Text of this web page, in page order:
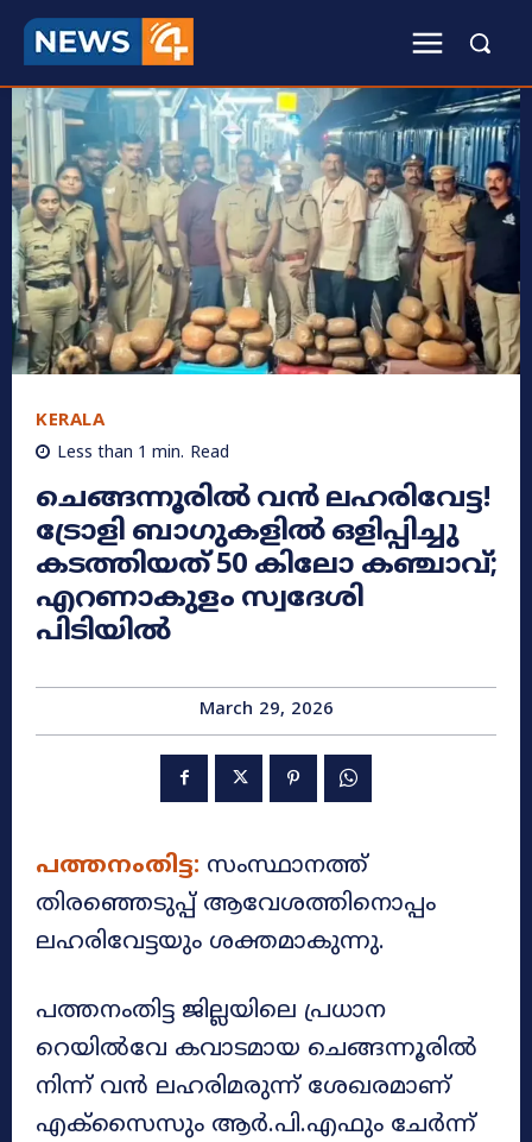
KERALA
Less than 1 min. Read
ചെങ്ങന്നൂരിൽ വൻ ലഹരിവേട്ട!
ട്രോളി ബാഗുകളിൽ ഒളിപ്പിച്ചു
കടത്തിയത് 50 കിലോ കഞ്ചാവ്;
എറണാകുളം സ്വദേശി
പിടിയിൽ
March 29, 2026
പത്തനംതിട്ട: സംസ്ഥാനത്ത്
തിരഞ്ഞെടുപ്പ് ആവേശത്തിനൊപ്പം
ലഹരിവേട്ടയും ശക്തമാകുന്നു.
പത്തനംതിട്ട ജില്ലയിലെ പ്രധാന
റെയിൽവേ കവാടമായ ചെങ്ങന്നൂരിൽ
നിന്ന് വൻ ലഹരിമരുന്ന് ശേഖരമാണ്
എക്സൈസും ആർ.പി.എഫും ചേർന്ന്